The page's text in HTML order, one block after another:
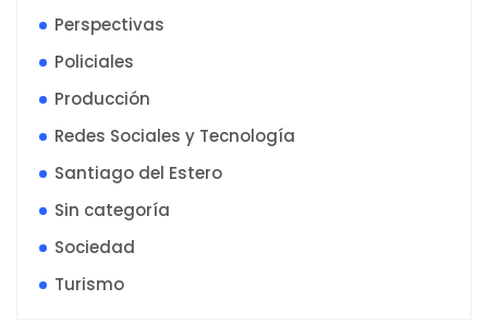
Perspectivas
Policiales
Producción
Redes Sociales y Tecnología
Santiago del Estero
Sin categoría
Sociedad
Turismo